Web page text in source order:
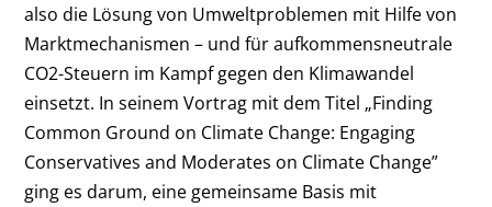
also die Lösung von Umweltproblemen mit Hilfe von
Marktmechanismen – und für aufkommensneutrale
CO2-Steuern im Kampf gegen den Klimawandel
einsetzt. In seinem Vortrag mit dem Titel „Finding
Common Ground on Climate Change: Engaging
Conservatives and Moderates on Climate Change”
ging es darum, eine gemeinsame Basis mit